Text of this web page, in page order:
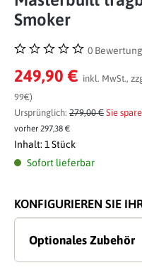
Smoker
Durchschnittliche
0
249,90 € inkl. MwSt.,
99€)
Ursprünglich: 279,00 € Sie
vorher 297,38 €
Inhalt: 1 Stück
Sofort lieferbar
KONFIGURIEREN SIE
Optionales Zubehör